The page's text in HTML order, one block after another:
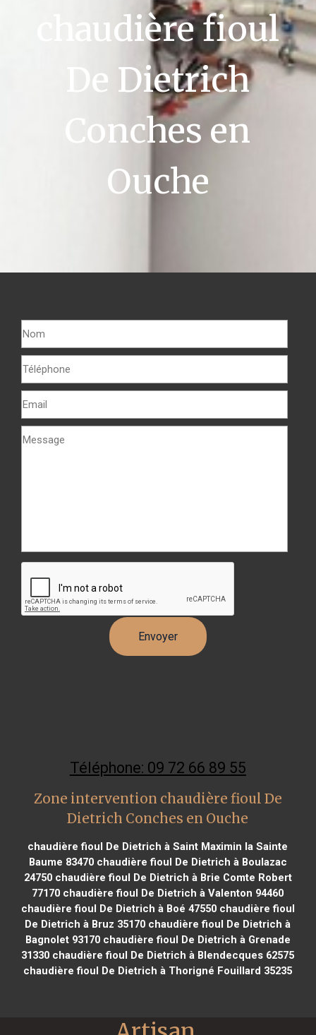
chaudière fioul
De Dietrich
Conches en
Ouche
Téléphone: 09 72 66 89 55
Zone intervention chaudière fioul De
Dietrich Conches en Ouche
chaudière fioul De Dietrich à Saint Maximin la Sainte
Baume 83470chaudière fioul De Dietrich à Boulazac
24750chaudière fioul De Dietrich à Brie Comte Robert
77170 chaudière fioul De Dietrich à Valenton 94460
chaudière fioul De Dietrich à Boé 47550chaudière fioul
De Dietrich à Bruz 35170 chaudière fioul De Dietrich à
Bagnolet 93170chaudière fioul De Dietrich à Grenade
31330 chaudière fioul De Dietrich à Blendecques 62575
chaudière fioul De Dietrich à Thorigné Fouillard 35235